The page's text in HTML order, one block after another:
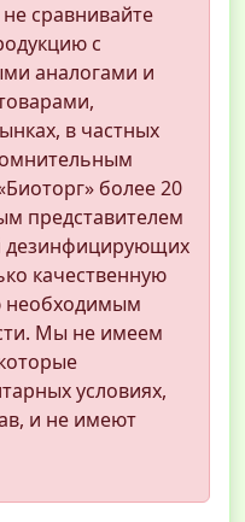
не сравнивайте
с
аналогами и
в частных
более 20
представителем
дезинфицирующих
качественную
необходимым
Мы не имеем
условиях,
и не имеют